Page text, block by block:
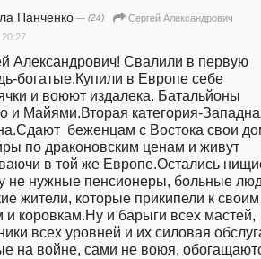
Панченко — (24)
Сергей Александрович
богатые.Купили в Европе себе
и воюют издалека. Батальйоны
и Майями.Вторая категория-
беженцам с Востока свои
по драконовским ценам и живут
в той же Европе.Остались
не нужные пенсионеры, больные
жители, которые прикипели к своим
и коровкам.Ну и барыги всех мастей,
всех уровней и их силовая
на войне, сами не воюя,